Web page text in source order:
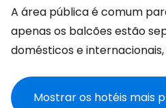
A área pública é comum
apenas os balcões estão
domésticos e
Mostrar os hotéis mais